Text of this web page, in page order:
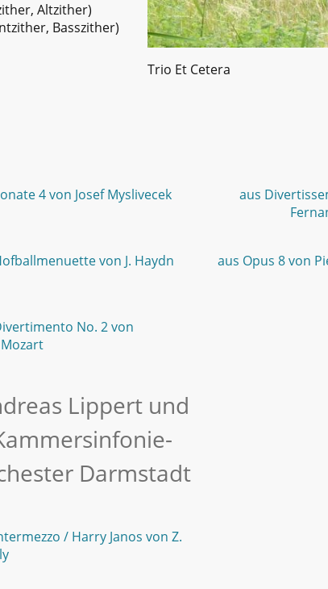
Altzither)
Basszither)
Trio Et Cetera
4 von Josef Myslivecek
von J. Haydn
No. 2 von
Lippert und
Darmstadt
/ Harry Janos von Z.
aus
aus Opus 8